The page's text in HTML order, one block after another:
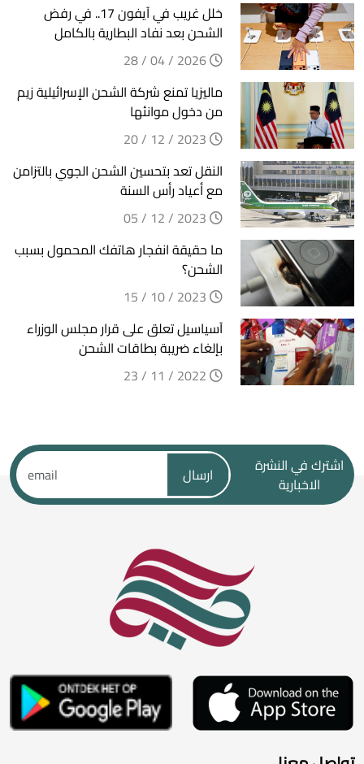
خلل غريب في آيفون 17.. في رفض
الشحن بعد نفاد البطارية بالكامل
ماليزيا تمنع شركة الشحن الإسرائيلية زيم
من دخول موانئها
النقل تعد بتحسين الشحن الجوي بالتزامن
مع أعياد رأس السنة
ما حقيقة انفجار هاتفك المحمول بسبب
الشحن؟
آسياسيل تعلق على قرار مجلس الوزراء
بإلغاء ضريبة بطاقات الشحن
اشترك في النشرة
الاخبارية
ارسال